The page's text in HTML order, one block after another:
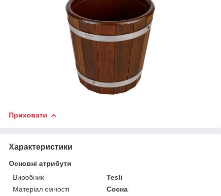
Приховати
Характеристики
Основні атрибути
Виробник
Tesli
Матеріал ємності
Сосна